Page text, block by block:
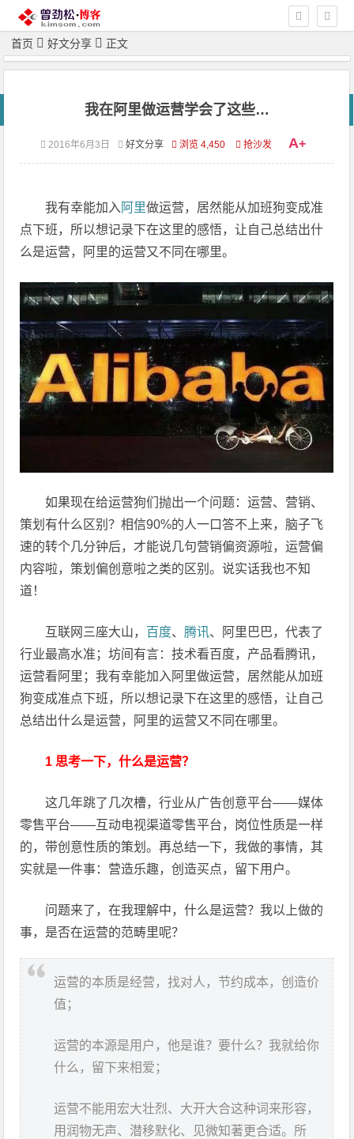
首页 好文分享 正文
我在阿里做运营学会了这些…
2016年6月3日 好文分享 浏览 4,450 抢沙发 A+
我有幸能加入 阿里做运营，居然能从加班狗变成准
点下班，所以想记录下在这里的感悟，让自己总结出什
么是运营，阿里的运营又不同在哪里。
如果现在给运营狗们抛出一个问题：运营、营销、
策划有什么区别？相信90%的人一口答不上来，脑子飞
速的转个几分钟后，才能说几句营销偏资源啦，运营偏
内容啦，策划偏创意啦之类的区别。说实话我也不知
道！
互联网三座大山， 百度、 腾讯、阿里巴巴，代表了
行业最高水准；坊间有言：技术看百度，产品看腾讯，
运营看阿里；我有幸能加入阿里做运营，居然能从加班
狗变成准点下班，所以想记录下在这里的感悟，让自己
总结出什么是运营，阿里的运营又不同在哪里。
1 思考一下，什么是运营？
这几年跳了几次槽，行业从广告创意平台——媒体
零售平台——互动电视渠道零售平台，岗位性质是一样
的，带创意性质的策划。再总结一下，我做的事情，其
实就是一件事：营造乐趣，创造买点，留下用户。
问题来了，在我理解中，什么是运营？我以上做的
事，是否在运营的范畴里呢？
运营的本质是经营，找对人，节约成本，创造价
值；
运营的本源是用户，他是谁？要什么？我就给你
什么，留下来相爱；
运营不能用宏大壮烈、大开大合这种词来形容，
用润物无声、潜移默化、见微知著更合适。所